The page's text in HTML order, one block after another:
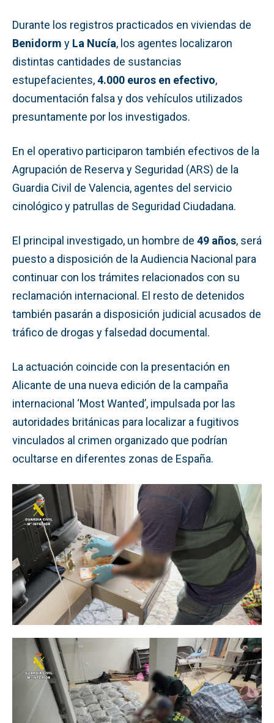
Durante los registros practicados en viviendas de
Benidorm y La Nucía, los agentes localizaron
distintas cantidades de sustancias
estupefacientes,4.000 euros en efectivo,
documentación falsa y dos vehículos utilizados
presuntamente por los investigados.
En el operativo participaron también efectivos de la
Agrupación de Reserva y Seguridad (ARS) de la
Guardia Civil de Valencia, agentes del servicio
cinológico y patrullas de Seguridad Ciudadana.
El principal investigado, un hombre de 49 años, será
puesto a disposición de la Audiencia Nacional para
continuar con los trámites relacionados con su
reclamación internacional. El resto de detenidos
también pasarán a disposición judicial acusados de
tráfico de drogas y falsedad documental.
La actuación coincide con la presentación en
Alicante de una nueva edición de la campaña
internacional ‘Most Wanted’, impulsada por las
autoridades británicas para localizar a fugitivos
vinculados al crimen organizado que podrían
ocultarse en diferentes zonas de España.